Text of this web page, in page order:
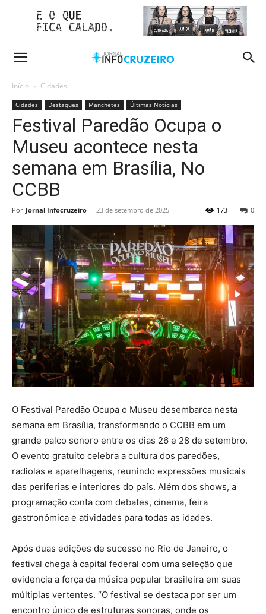
Início Cidades
Cidades Destaques Manchetes Últimas Notícias
Festival Paredão Ocupa o
Museu acontece nesta
semana em Brasília, No
CCBB
Por Jornal Infocruzeiro - 23 de setembro de 2025 0
173
O Festival Paredão Ocupa o Museu desembarca nesta
semana em Brasília, transformando o CCBB em um
grande palco sonoro entre os dias 26 e 28 de setembro.
O evento gratuito celebra a cultura dos paredões,
radiolas e aparelhagens, reunindo expressões musicais
das periferias e interiores do país. Além dos shows, a
programação conta com debates, cinema, feira
gastronômica e atividades para todas as idades.
Após duas edições de sucesso no Rio de Janeiro, o
festival chega à capital federal com uma seleção que
evidencia a força da música popular brasileira em suas
múltiplas vertentes. “O festival se destaca por ser um
encontro único de estruturas sonoras, onde os